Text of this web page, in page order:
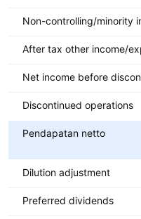
Non-controlling/minority
After tax other income/
Net income before
Discontinued operations
Pendapatan netto
Dilution adjustment
Preferred dividends